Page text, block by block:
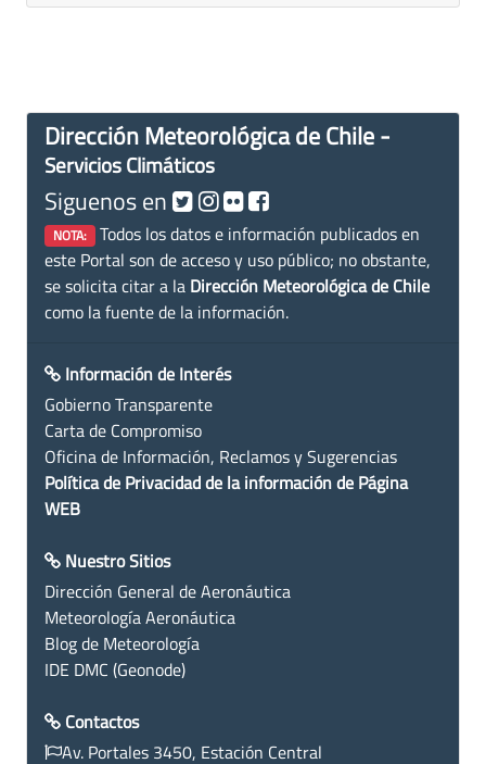
Dirección Meteorológica de Chile -
Servicios Climáticos
Siguenos en
NOTA: Todos los datos e información publicados en
este Portal son de acceso y uso público; no obstante,
se solicita citar a la Dirección Meteorológica de Chile
como la fuente de la información.
Información de Interés
Gobierno Transparente
Carta de Compromiso
Oficina de Información, Reclamos y Sugerencias
Política de Privacidad de la información de Página
WEB
Nuestro Sitios
Dirección General de Aeronáutica
Meteorología Aeronáutica
Blog de Meteorología
IDE DMC (Geonode)
Contactos
Av. Portales 3450, Estación Central